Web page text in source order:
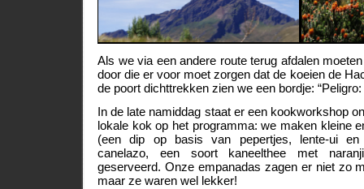
Als we via een andere route terug afdalen
door die er voor moet zorgen dat de koeien de
de poort dichttrekken zien we een bordje:
In de late namiddag staat er een kookworkshop
lokale kok op het programma: we maken kleine
(een dip op basis van pepertjes, lente-ui en
canelazo, een soort kaneelthee met
geserveerd. Onze empanadas zagen er niet zo
maar ze waren wel lekker!